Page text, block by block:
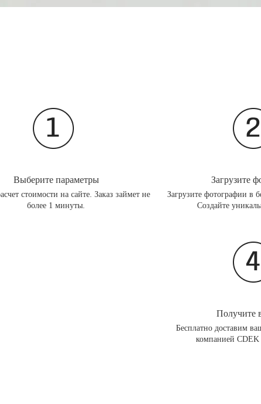
Выберите параметры
стоимости на сайте. Заказ займет не
более 1 минуты.
Загрузите
Загрузите фотографии в
Создайте
Получите
Бесплатно доставим
компанией CDEK